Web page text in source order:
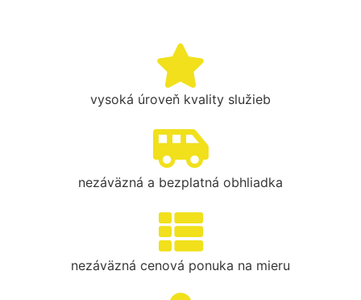
vysoká úroveň kvality služieb
nezáväzná a bezplatná obhliadka
nezáväzná cenová ponuka na mieru